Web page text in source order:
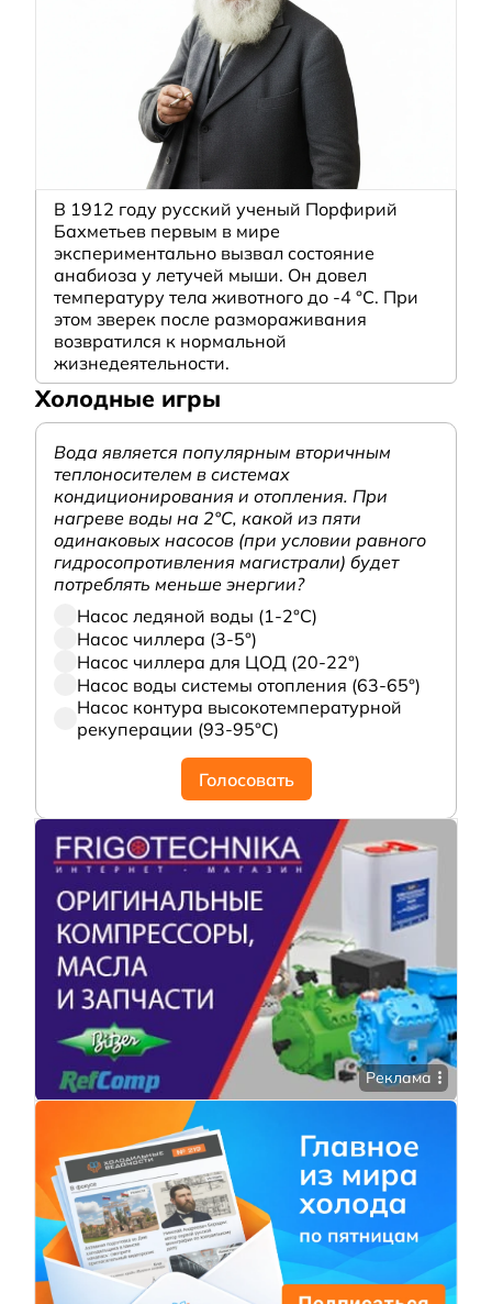
В 1912 году русский ученый Порфирий
Бахметьев первым в мире
экспериментально вызвал состояние
анабиоза у летучей мыши. Он довел
температуру тела животного до -4 °C. При
этом зверек после размораживания
возвратился к нормальной
жизнедеятельности.
Холодные игры
Вода является популярным вторичным
теплоносителем в системах
кондиционирования и отопления. При
нагреве воды на 2°С, какой из пяти
одинаковых насосов (при условии равного
гидросопротивления магистрали) будет
потреблять меньше энергии?
Насос ледяной воды (1-2°С)
Насос чиллера (3-5°)
Насос чиллера для ЦОД (20-22°)
Насос воды системы отопления (63-65°)
Насос контура высокотемпературной
рекуперации (93-95°С)
Голосовать
Реклама